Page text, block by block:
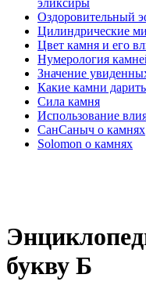
эликсиры
Оздоровительный
Цилиндрические
Цвет камня и его
Нумерология
Значение
Какие камни
Cила камня
Использование
СанСаныч о камнях
Solomon о камнях
букву Б